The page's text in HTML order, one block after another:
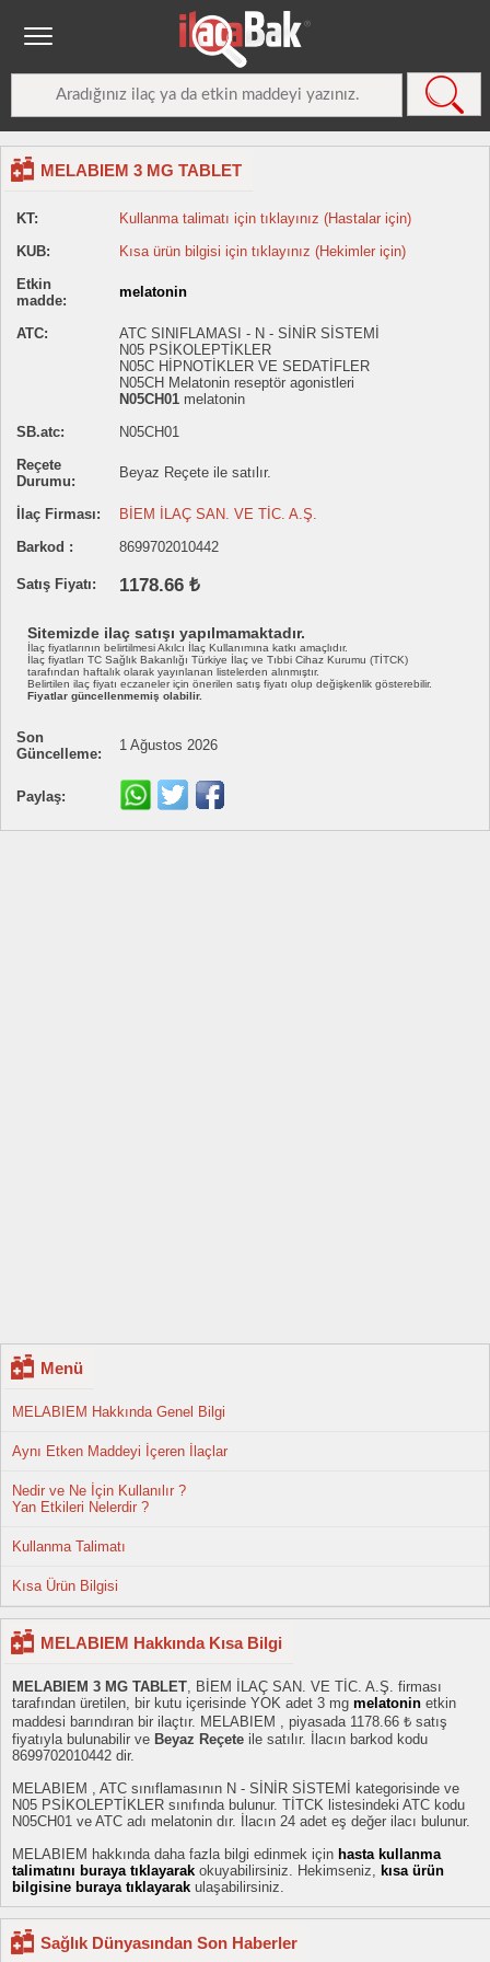
MELABIEM 3 MG TABLET
KT:
Kullanma talimatı için tıklayınız (Hastalar için)
KUB:
Kısa ürün bilgisi için tıklayınız (Hekimler için)
Etkin
madde:
melatonin
ATC:
ATC SINIFLAMASI - N - SİNİR SİSTEMİ
N05 PSİKOLEPTİKLER
N05C HİPNOTİKLER VE SEDATİFLER
N05CH Melatonin reseptör agonistleri
N05CH01 melatonin
SB.atc:
N05CH01
Reçete
Durumu:
Beyaz Reçete ile satılır.
İlaç Firması:
BİEM İLAÇ SAN. VE TİC. A.Ş.
Barkod :
8699702010442
Satış Fiyatı: 1178.66 ₺
Sitemizde ilaç satışı yapılmamaktadır.
İlaç fiyatlarının belirtilmesi Akılcı İlaç Kullanımına katkı amaçlıdır.
İlaç fiyatları TC Sağlık Bakanlığı Türkiye İlaç ve Tıbbi Cihaz Kurumu (TİTCK)
tarafından haftalık olarak yayınlanan listelerden alınmıştır.
Belirtilen ilaç fiyatı eczaneler için önerilen satış fiyatı olup değişkenlik gösterebilir.
Fiyatlar güncellenmemiş olabilir.
Son
Güncelleme:
1 Ağustos 2026
Paylaş:
Menü
MELABIEM Hakkında Genel Bilgi
Aynı Etken Maddeyi İçeren İlaçlar
Nedir ve Ne İçin Kullanılır ?
Yan Etkileri Nelerdir ?
Kullanma Talimatı
Kısa Ürün Bilgisi
MELABIEM Hakkında Kısa Bilgi
MELABIEM 3 MG TABLET, BİEM İLAÇ SAN. VE TİC. A.Ş. firması
tarafından üretilen, bir kutu içerisinde YOK adet 3 mg melatonin etkin
maddesi barındıran bir ilaçtır. MELABIEM , piyasada 1178.66 ₺ satış
fiyatıyla bulunabilir ve Beyaz Reçete ile satılır. İlacın barkod kodu
8699702010442 dir.
MELABIEM , ATC sınıflamasının N - SİNİR SİSTEMİ kategorisinde ve
N05 PSİKOLEPTİKLER sınıfında bulunur. TİTCK listesindeki ATC kodu
N05CH01 ve ATC adı melatonin dır. İlacın 24 adet eş değer ilacı bulunur.
MELABIEM hakkında daha fazla bilgi edinmek için hasta kullanma
talimatını buraya tıklayarak okuyabilirsiniz. Hekimseniz, kısa ürün
bilgisine buraya tıklayarak ulaşabilirsiniz.
Sağlık Dünyasından Son Haberler